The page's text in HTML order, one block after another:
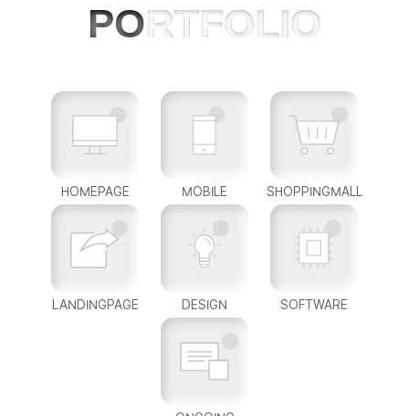
PORTFOLIO
HOMEPAGE MOBILE SHOPPINGMALL
LANDINGPAGE DESIGN SOFTWARE